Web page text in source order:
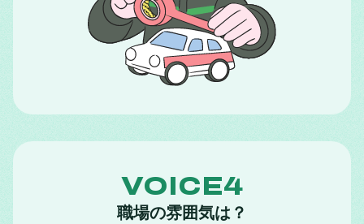
VOICE4
職場の雰囲気は？